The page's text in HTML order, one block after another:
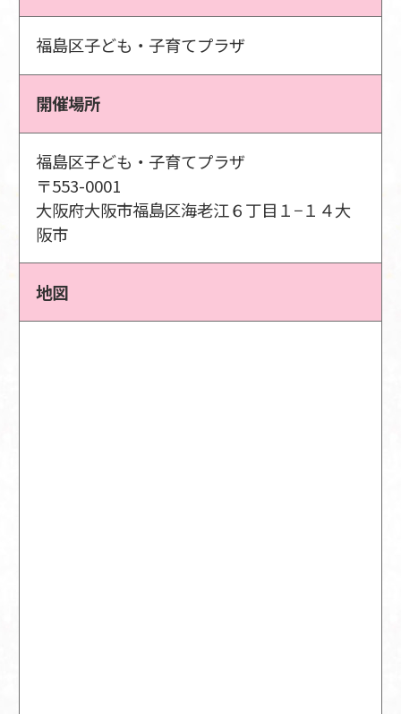
福島区子ども・子育てプラザ
開催場所
福島区子ども・子育てプラザ
〒553-0001
大阪府大阪市福島区海老江６丁目１−１４大
阪市
地図